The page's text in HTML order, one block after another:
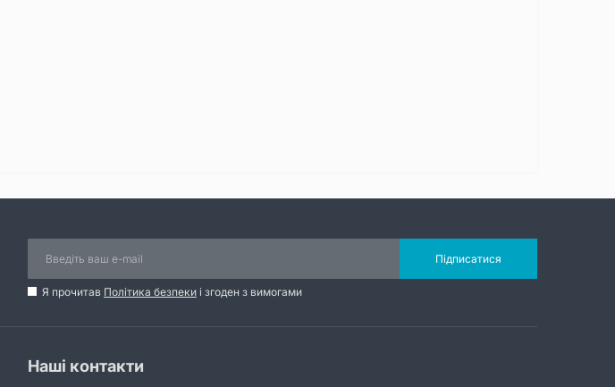
Підписатися
Я прочитав Політика безпеки і згоден з вимогами
Наші контакти